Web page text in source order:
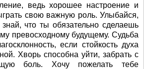
ведь хорошее настроение и
свою важную роль. Улыбайся,
что ты обязательно сделаешь
превосходному будущему. Судьба
если стойкость духа
Хворь способна уйти, забрать с
боль. Хочу пожелать тебе